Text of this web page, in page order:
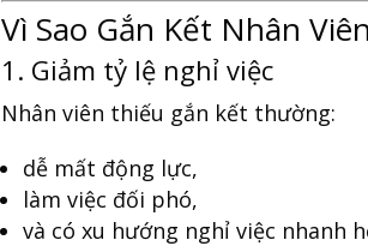
Vì Sao Gắn Kết Nhân
1. Giảm tỷ lệ nghỉ việc
Nhân viên thiếu gắn kết thường:
dễ mất động lực,
làm việc đối phó,
và có xu hướng nghỉ việc nhanh